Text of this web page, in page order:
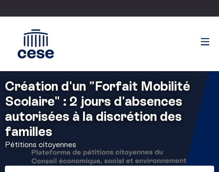
Création d'un "Forfait Mobilité
Scolaire" : 2 jours d'absences
autorisées à la discrétion des
familles
Pétitions citoyennes